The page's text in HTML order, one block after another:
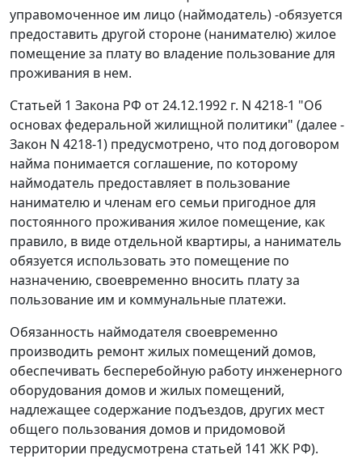
управомоченное им лицо (наймодатель) -обязуется
предоставить другой стороне (нанимателю) жилое
помещение за плату во владение пользование для
проживания в нем.
Статьей 1 Закона РФ от 24.12.1992 г. N 4218-1 "Об
основах федеральной жилищной политики" (далее -
Закон N 4218-1) предусмотрено, что под договором
найма понимается соглашение, по которому
наймодатель предоставляет в пользование
нанимателю и членам его семьи пригодное для
постоянного проживания жилое помещение, как
правило, в виде отдельной квартиры, а наниматель
обязуется использовать это помещение по
назначению, своевременно вносить плату за
пользование им и коммунальные платежи.
Обязанность наймодателя своевременно
производить ремонт жилых помещений домов,
обеспечивать бесперебойную работу инженерного
оборудования домов и жилых помещений,
надлежащее содержание подъездов, других мест
общего пользования домов и придомовой
территории предусмотрена статьей 141 ЖК РФ).